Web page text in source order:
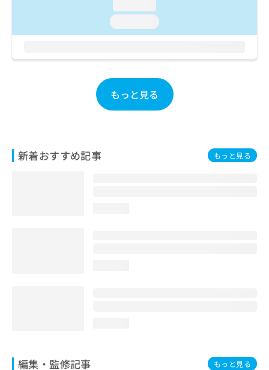
もっと見る
新着おすすめ記事 もっと見る
編集・監修記事 もっと見る
い
わ